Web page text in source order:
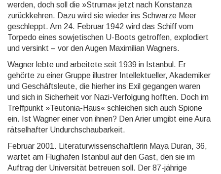
werden, doch soll die »Struma« jetzt nach Konstanza
zurück­kehren. Dazu wird sie wieder ins Schwarze Meer
geschleppt. Am 24. Februar 1942 wird das Schiff vom
Torpedo eines sowjetischen U-Boots getroffen, explodiert
und versinkt – vor den Augen Maximilian Wagners.
Wagner lebte und arbeitete seit 1939 in Istanbul. Er
gehörte zu einer Gruppe illustrer Intellektueller, Aka­demiker
und Geschäftsleute, die hierher ins Exil gegangen waren
und sich in Sicherheit vor Nazi-Verfol­gung hofften. Doch im
Treffpunkt »Teutonia-Haus« schleichen sich auch Spione
ein. Ist Wagner einer von ihnen? Den Arier umgibt eine Aura
rätselhafter Undurchschaubarkeit.
Februar 2001. Literaturwissenschaftlerin Maya Duran, 36,
wartet am Flughafen Istanbul auf den Gast, den sie im
Auftrag der Universität betreuen soll. Der 87-jährige